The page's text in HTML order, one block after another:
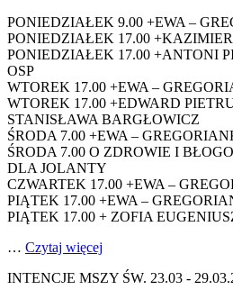
PONIEDZIAŁEK 9.00 +EWA –
PONIEDZIAŁEK 17.00
PONIEDZIAŁEK 17.00 +ANTONI
OSP
WTOREK 17.00 +EWA –
WTOREK 17.00 +EDWARD
STANISŁAWA BARGŁOWICZ
ŚRODA 7.00 +EWA –
ŚRODA 7.00 O ZDROWIE I
DLA JOLANTY
CZWARTEK 17.00 +EWA –
PIĄTEK 17.00 +EWA –
PIĄTEK 17.00 + ZOFIA
… Czytaj więcej
INTENCJE MSZY ŚW. 23.03 -